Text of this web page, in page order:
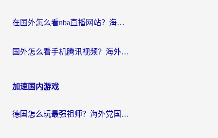
在国外怎么看nba直播网站？海外党专属体育观赛指南，告别地区限制！
国外怎么看手机腾讯视频？海外党亲测有效的追剧加速器选择指南
加速国内游戏
德国怎么玩最强祖师？海外党国服游戏加速器选择全攻略（附宝可梦Online实测）